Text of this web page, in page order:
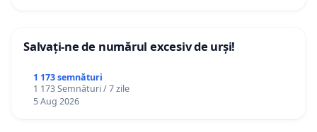
Salvați-ne de numărul excesiv de urși!
1 173 semnături
1 173 Semnături / 7 zile
5 Aug 2026